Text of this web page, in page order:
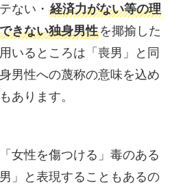
ない・ 経済力がない等の理
きない独身男性を揶揄した
いるところは「喪男」と同
男性への蔑称の意味を込め
あります。
女性を傷つける」毒のある
」と表現することもあるの